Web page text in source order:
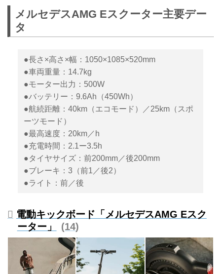
メルセデスAMG Eスクーター主要デー
タ
●長さ×高さ×幅：1050×1085×520mm
●車両重量：14.7kg
●モーター出力：500W
●バッテリー：9.6Ah（450Wh）
●航続距離：40km（エコモード）／25km（スポ
ーツモード）
●最高速度：20km／h
●充電時間：2.1ー3.5h
●タイヤサイズ：前200mm／後200mm
●ブレーキ：3（前1／後2）
●ライト：前／後
電動キックボード「メルセデスAMG Eスク
ーター」
14